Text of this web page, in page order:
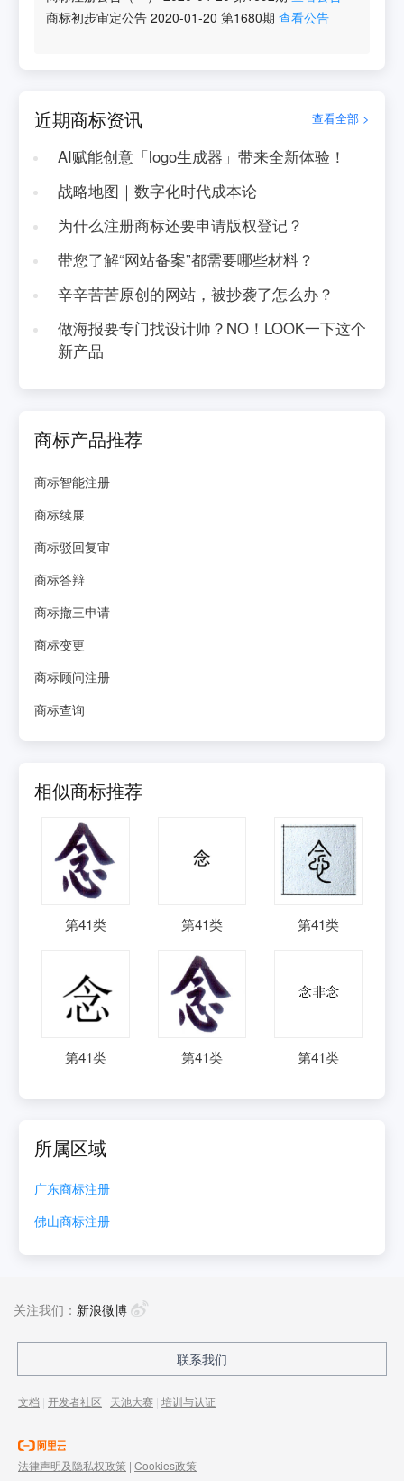
商标初步审定公告 2020-01-20 第1680期 查看公告
近期商标资讯 查看全部 >
AI赋能创意「logo生成器」带来全新体验！
战略地图｜数字化时代成本论
为什么注册商标还要申请版权登记？
带您了解“网站备案”都需要哪些材料？
辛辛苦苦原创的网站，被抄袭了怎么办？
做海报要专门找设计师？NO！LOOK一下这个
新产品
商标产品推荐
商标智能注册
商标续展
商标驳回复审
商标答辩
商标撤三申请
商标变更
商标顾问注册
商标查询
相似商标推荐
第41类 第41类 第41类
第41类 第41类 第41类
所属区域
广东商标注册
佛山商标注册